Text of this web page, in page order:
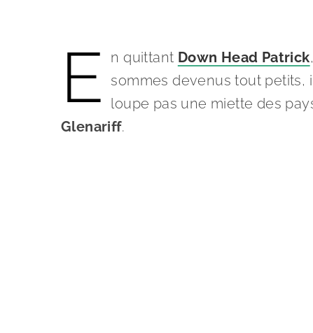
E n quittant Down Head Patrick
sommes devenus tout
loupe pas une miette des
Glenariff.